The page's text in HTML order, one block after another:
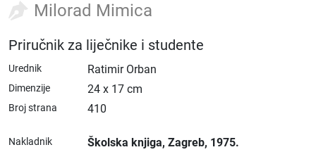
Milorad Mimica
Priručnik za liječnike i studente
Urednik Ratimir Orban
Dimenzije 24 x 17 cm
Broj strana 410
Nakladnik Školska knjiga, Zagreb, 1975.